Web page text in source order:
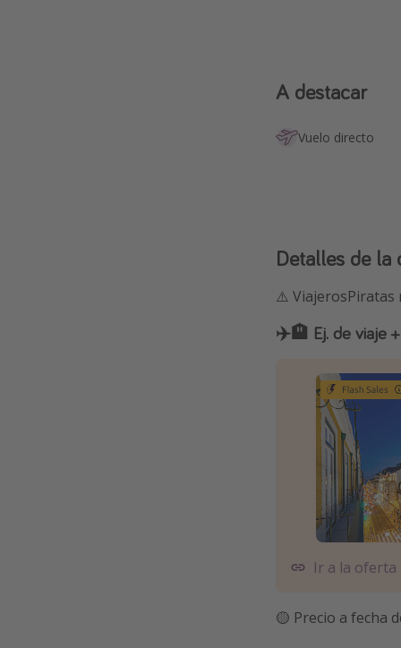
A destacar
Vuelo directo
Detalles de la
⚠️ ViajerosPiratas
✈️🏨 Ej. de viaje
Ir a la oferta
🟡 Precio a fecha